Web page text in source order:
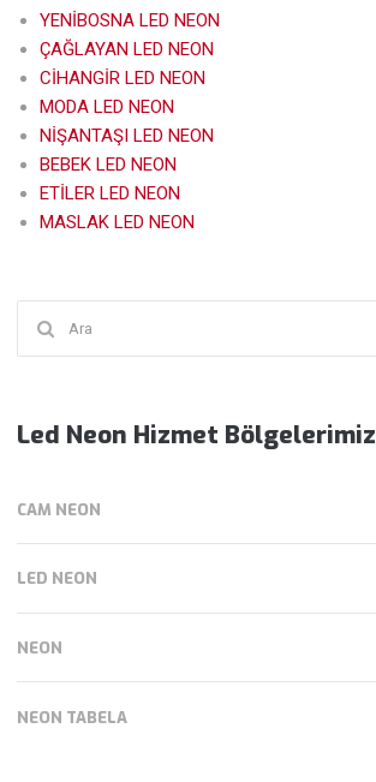
YENİBOSNA LED NEON
ÇAĞLAYAN LED NEON
CİHANGİR LED NEON
MODA LED NEON
NİŞANTAŞI LED NEON
BEBEK LED NEON
ETİLER LED NEON
MASLAK LED NEON
ara:
Led Neon Hizmet Bölgelerimiz
CAM NEON
LED NEON
NEON
NEON TABELA